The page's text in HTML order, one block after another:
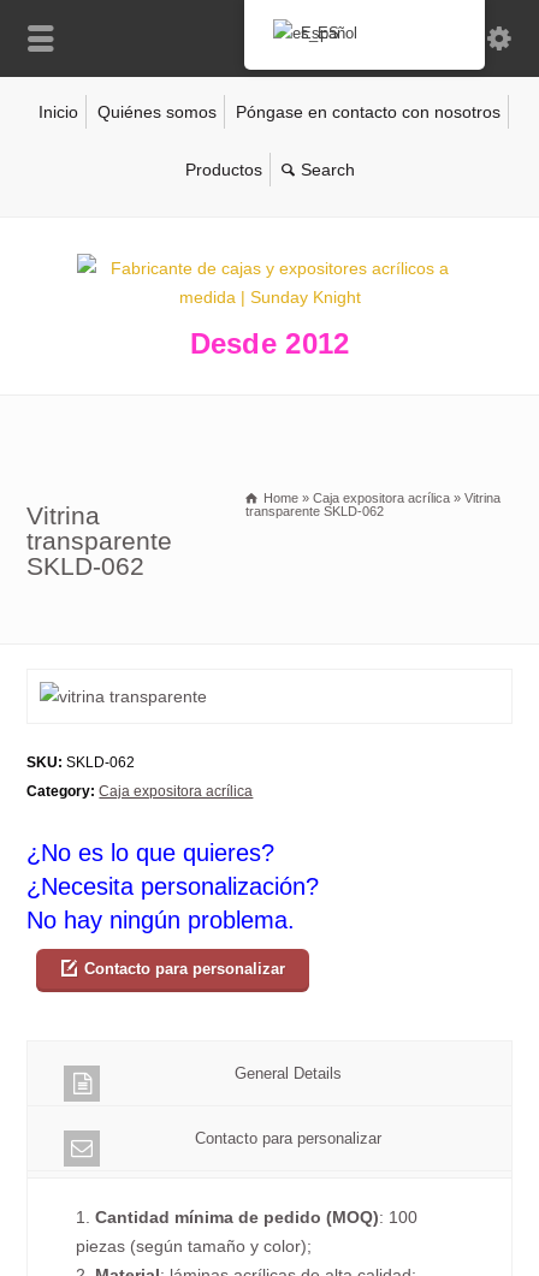
Inicio Quiénes somos Póngase en contacto con nosotros
Productos
Desde 2012
Vitrina
transparente
SKLD-062
Home » Caja expositora acrílica » Vitrina
transparente SKLD-062
SKU: SKLD-062
Category: Caja expositora acrílica
¿No es lo que quieres?
¿Necesita personalización?
No hay ningún problema.
Contacto para personalizar
General Details
Contacto para personalizar
1.Cantidad mínima de pedido (MOQ): 100
piezas (según tamaño y color);
Español